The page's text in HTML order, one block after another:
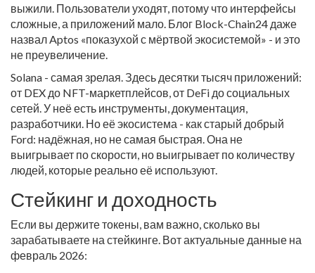
выжили. Пользователи уходят, потому что интерфейсы
сложные, а приложений мало. Блог Block-Chain24 даже
назвал Aptos «показухой с мёртвой экосистемой» - и это
не преувеличение.
Solana - самая зрелая. Здесь десятки тысяч приложений:
от DEX до NFT-маркетплейсов, от DeFi до социальных
сетей. У неё есть инструменты, документация,
разработчики. Но её экосистема - как старый добрый
Ford: надёжная, но не самая быстрая. Она не
выигрывает по скорости, но выигрывает по количеству
людей, которые реально её используют.
Стейкинг и доходность
Если вы держите токены, вам важно, сколько вы
зарабатываете на стейкинге. Вот актуальные данные на
февраль 2026: